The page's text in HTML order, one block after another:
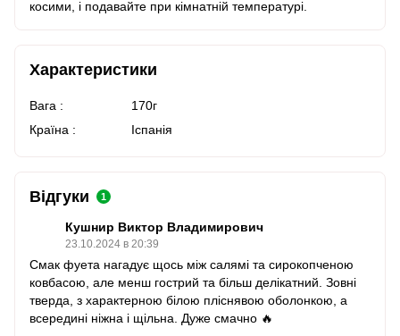
косими, і подавайте при кімнатній температурі.
Характеристики
Вага :
170г
Країна :
Іспанія
Відгуки 1
Кушнир Виктор Владимирович
23.10.2024 в 20:39
Смак фуета нагадує щось між салямі та сирокопченою
ковбасою, але менш гострий та більш делікатний. Зовні
тверда, з характерною білою пліснявою оболонкою, а
всередині ніжна і щільна. Дуже смачно 🔥